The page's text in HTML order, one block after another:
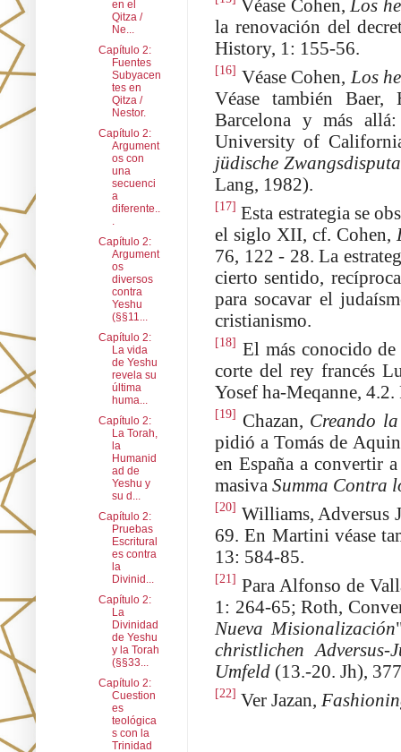
Véase Cohen, Los
la renovación del
History, 1: 155-56.
[16] Véase Cohen, Los
Véase también Baer,
Barcelona y más
University of
jüdische
Lang, 1982).
[17] Esta estrategia se
el siglo XII, cf. Cohen,
76, 122 - 28. La
cierto sentido,
para socavar el
cristianismo.
[18] El más conocido de
corte del rey francés
Yosef ha-Meqanne,
[19] Chazan, Creando
pidió a Tomás de
en España a convertir
masiva Summa Contra
[20] Williams, Adversus
69. En Martini véase
13: 584-85.
[21] Para Alfonso de
1: 264-65; Roth,
Nueva Misionalización
christlichen Adversus-
Umfeld (13.-20. Jh),
[22] Ver Jazan,
en el
Qitza /
Ne...
Capítulo 2:
Fuentes
Subyacen
tes en
Qitza /
Nestor.
Capítulo 2:
Argument
os con
una
secuenci
a
diferente..
.
Capítulo 2:
Argument
os
diversos
contra
Yeshu
(§§11...
Capítulo 2:
La vida
de Yeshu
revela su
última
huma...
Capítulo 2:
La Torah,
la
Humanid
ad de
Yeshu y
su d...
Capítulo 2:
Pruebas
Escritural
es contra
la
Divinid...
Capítulo 2:
La
Divinidad
de Yeshu
y la Torah
(§§33...
Capítulo 2:
Cuestion
es
teológica
s con la
Trinidad